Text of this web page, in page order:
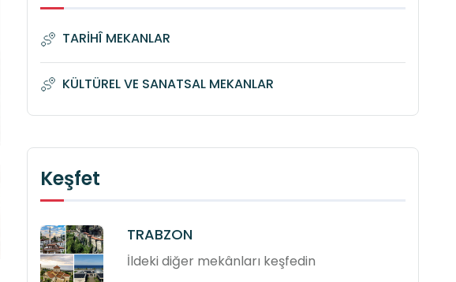
TARİHÎ MEKANLAR
KÜLTÜREL VE SANATSAL MEKANLAR
Keşfet
TRABZON
İldeki diğer mekânları keşfedin